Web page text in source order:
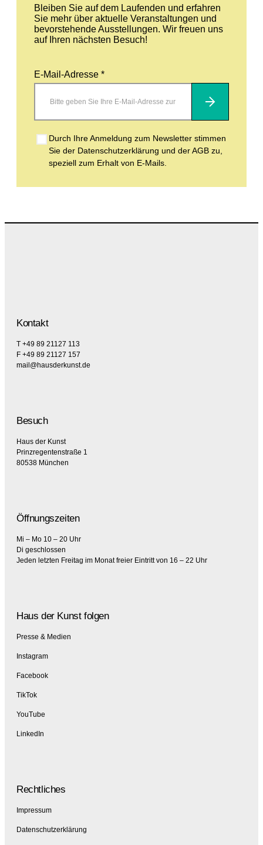
Bleiben Sie auf dem Laufenden und erfahren
Sie mehr über aktuelle Veranstaltungen und
bevorstehende Ausstellungen. Wir freuen uns
auf Ihren nächsten Besuch!
E-Mail-Adresse *
Abonnieren
Durch Ihre Anmeldung zum Newsletter stimmen
Sie der Datenschutzerklärung und der AGB zu,
speziell zum Erhalt von E-Mails.
Kontakt
T +49 89 21127 113
F +49 89 21127 157
mail@hausderkunst.de
Besuch
Haus der Kunst
Prinzregentenstraße 1
80538 München
Öffnungszeiten
Mi – Mo 10 – 20 Uhr
Di geschlossen
Jeden letzten Freitag im Monat freier Eintritt von 16 – 22 Uhr
Haus der Kunst folgen
Presse & Medien
Instagram
Facebook
TikTok
YouTube
LinkedIn
Rechtliches
Impressum
Datenschutzerklärung